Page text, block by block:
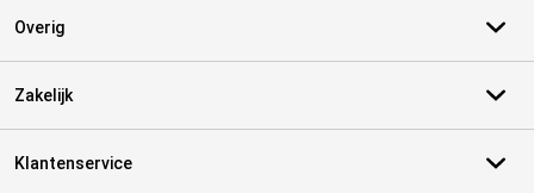
Overig
Zakelijk
Klantenservice